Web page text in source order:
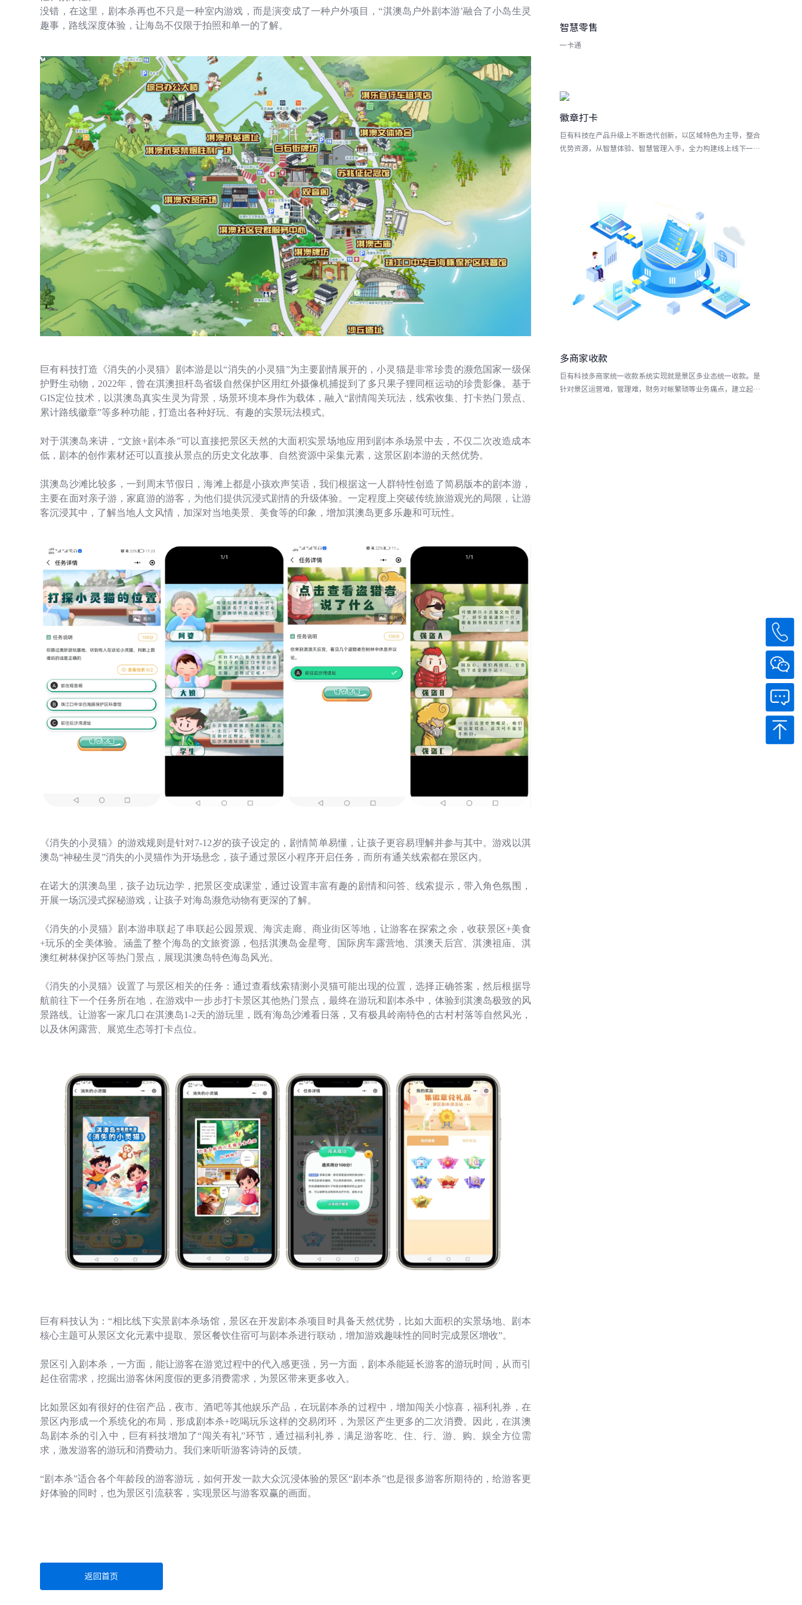
没错，在这里，剧本杀再也不只是一种室内游戏，而是演变成了一种户外项目，“淇澳岛户外剧本游’融合了小岛生灵
趣事，路线深度体验，让海岛不仅限于拍照和单一的了解。
巨有科技打造《消失的小灵猫》剧本游是以“消失的小灵猫”为主要剧情展开的，小灵猫是非常珍贵的濒危国家一级保
护野生动物， 2022年，曾在淇澳担杆岛省级自然保护区用红外摄像机捕捉到了多只果子狸同框运动的珍贵影像。基于
GIS定位技术，以淇澳岛真实生灵为背景，场景环境本身作为载体，融入“剧情闯关玩法，线索收集、打卡热门景点、
累计路线徽章”等多种功能，打造出各种好玩、有趣的实景玩法模式。
对于淇澳岛来讲，“文旅+剧本杀”可以直接把景区天然的大面积实景场地应用到剧本杀场景中去，不仅二次改造成本
低，剧本的创作素材还可以直接从景点的历史文化故事、自然资源中采集元素，这景区剧本游的天然优势。
淇澳岛沙滩比较多，一到周末节假日，海滩上都是小孩欢声笑语，我们根据这一人群特性创造了简易版本的剧本游，
主要在面对亲子游，家庭游的游客，为他们提供沉浸式剧情的升级体验。一定程度上突破传统旅游观光的局限，让游
客沉浸其中，了解当地人文风情，加深对当地美景、美食等的印象，增加淇澳岛更多乐趣和可玩性。
《消失的小灵猫》的游戏规则是针对7-12岁的孩子设定的，剧情简单易懂，让孩子更容易理解并参与其中。游戏以淇
澳岛“神秘生灵”消失的小灵猫作为开场悬念，孩子通过景区小程序开启任务，而所有通关线索都在景区内。
在诺大的淇澳岛里，孩子边玩边学，把景区变成课堂，通过设置丰富有趣的剧情和问答、线索提示，带入角色氛围，
开展一场沉浸式探秘游戏，让孩子对海岛濒危动物有更深的了解。
《消失的小灵猫》剧本游串联起了串联起公园景观、海滨走廊、商业街区等地，让游客在探索之余，收获景区+美食
+玩乐的全美体验。 涵盖了整个海岛的文旅资源，包括淇澳岛金星弯、国际房车露营地、淇澳天后宫、淇澳祖庙、淇
澳红树林保护区等热门景点，展现淇澳岛特色海岛风光。
《消失的小灵猫》设置了与景区相关的任务：通过查看线索猜测小灵猫可能出现的位置，选择正确答案，然后根据导
航前往下一个任务所在地，在游戏中一步步打卡景区其他热门景点，最终在游玩和剧本杀中，体验到淇澳岛极致的风
景路线。让游客一家几口在淇澳岛1-2天的游玩里，既有海岛沙滩看日落，又有极具岭南特色的古村村落等自然风光，
以及休闲露营、展览生态等打卡点位。
巨有科技认为：“相比线下实景剧本杀场馆，景区在开发剧本杀项目时具备天然优势，比如大面积的实景场地、剧本
核心主题可从景区文化元素中提取、景区餐饮住宿可与剧本杀进行联动，增加游戏趣味性的同时完成景区增收”。
景区引入剧本杀，一方面，能让游客在游览过程中的代入感更强，另一方面，剧本杀能延长游客的游玩时间，从而引
起住宿需求，挖掘出游客休闲度假的更多消费需求，为景区带来更多收入。
比如景区如有很好的住宿产品，夜市、酒吧等其他娱乐产品，在玩剧本杀的过程中，增加闯关小惊喜，福利礼券，在
景区内形成一个系统化的布局，形成剧本杀+吃喝玩乐这样的交易闭环，为景区产生更多的二次消费。因此，在淇澳
岛剧本杀的引入中，巨有科技增加了“闯关有礼”环节，通过福利礼券，满足游客吃、住、行、游、购、娱全方位需
求，激发游客的游玩和消费动力。我们来听听游客诗诗的反馈。
“剧本杀”适合各个年龄段的游客游玩，如何开发一款大众沉浸体验的景区“剧本杀”也是很多游客所期待的，给游客更
好体验的同时，也为景区引流获客，实现景区与游客双赢的画面。
返回首页
智慧零售
一卡通
徽章打卡
巨有科技在产品升级上不断迭代创新，以区域特色为主导，整合
优势资源，从智慧体验、智慧管理入手，全力构建线上线下一体
多商家收款
巨有科技多商家统一收款系统实现就是景区多业态统一收款。是
针对景区运营难，管理难，财务对帐繁琐等业务痛点，建立起统